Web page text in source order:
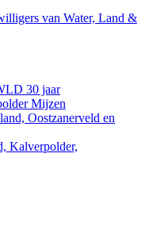
van Water, Land &
30 jaar
Mijzen
Oostzanerveld en
Kalverpolder,